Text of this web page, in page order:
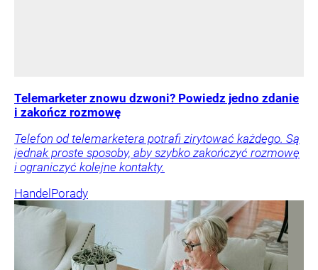
Telemarketer znowu dzwoni? Powiedz jedno zdanie
i zakończ rozmowę
Telefon od telemarketera potrafi zirytować każdego. Są
jednak proste sposoby, aby szybko zakończyć rozmowę
i ograniczyć kolejne kontakty.
Handel Porady